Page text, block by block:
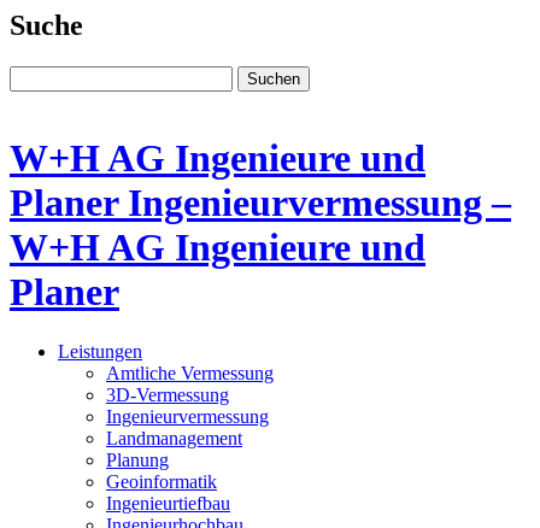
Suche
Suchen
W+H AG Ingenieure und
Planer Ingenieur­vermessung –
W+H AG Ingenieure und
Planer
Leistungen
Amtliche Vermessung
3D-Vermessung
Ingenieur­vermessung
Land­management
Planung
Geoinformatik
Ingenieurtiefbau